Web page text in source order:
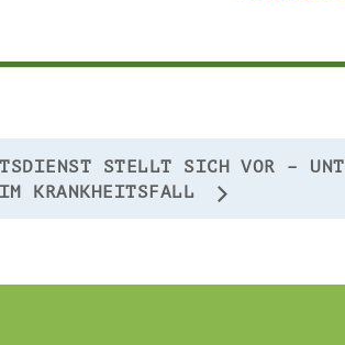
STELLT SICH VOR –
KRANKHEITSFALL